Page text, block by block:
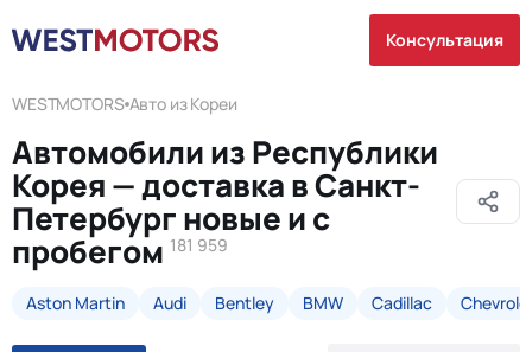
Консультация
WESTMOTORS Авто из Кореи
Автомобили из Республики
Корея — доставка в Санкт-
Петербург новые и с
пробегом 181 959
Aston Martin Audi Bentley BMW Cadillac